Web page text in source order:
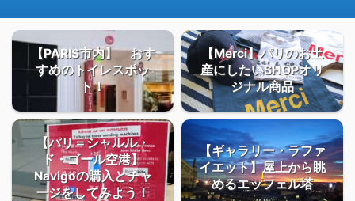
【PARIS市内】 おす
すめのトイレスポッ
ト！
【Merci】パリのお土
産にしたいSHOPオリ
ジナル商品
【パリ＝シャルル・
ド・ゴール空港】
Navigoの購入とチャ
ージをしてみよう！
【ギャラリー・ラファ
イエット】屋上から眺
めるエッフェル塔